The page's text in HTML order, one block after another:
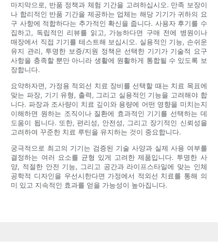
마지막으로, 반품 정책과 체험 기간을 고려하십시오. 만족 보장이
나 합리적인 반품 기간을 제공하는 업체는 해당 기기가 귀하의 요
구 사항에 적합하다는 추가적인 확신을 줍니다. 사용자 후기를 수
집하고, 독립적인 리뷰를 읽고, 가능하다면 구매 전에 병원이나
매장에서 직접 기기를 테스트해 보십시오. 실용적인 기능, 손쉬운
유지 관리, 투명한 보증/지원 정책은 선택한 기기가 기술적 요구
사항을 충족할 뿐만 아니라 생활에 원활하게 통합될 수 있도록 보
장합니다.
요약하자면, 가정용 적외선 치료 장비를 선택할 때는 치료 목표에
맞는 파장, 기기 유형, 출력, 그리고 실용적인 기능을 고려해야 합
니다. 파장과 조사량이 치료 깊이와 용량에 어떤 영향을 미치는지
이해하면 원하는 조직이나 질환에 효과적인 기기를 선택하는 데
도움이 됩니다. 또한, 편리성, 안전성, 그리고 장기적인 신뢰성을
고려하여 꾸준한 치료 루틴을 유지하는 것이 중요합니다.
궁극적으로 최고의 기기는 검증된 기술 사양과 실제 사용 여부를
결정하는 여러 요소를 균형 있게 고려한 제품입니다. 투명한 사
양, 적절한 안전 기능, 그리고 공간과 라이프스타일에 맞는 인체
공학적 디자인을 우선시한다면 가정에서 적외선 치료를 통해 의
미 있고 지속적인 효과를 얻을 가능성이 높아집니다.